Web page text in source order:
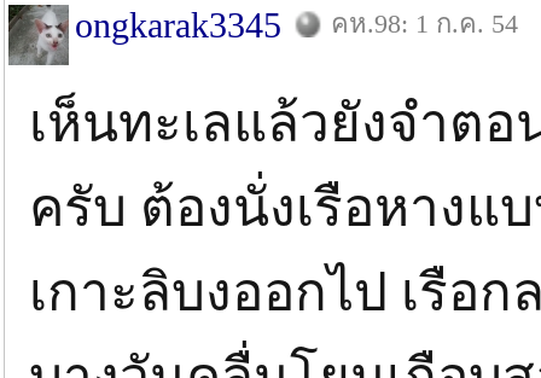
ongkarak3345 คห.98: 1 ก.ค. 54
เห็นทะเลแล้วยังจำต
ครับ ต้องนั่งเรือหางแ
เกาะลิบงออกไป เรือ